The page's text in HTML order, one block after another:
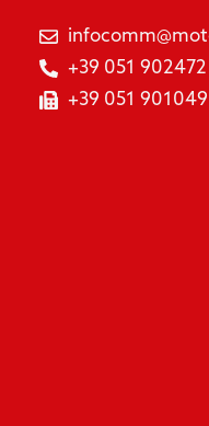
+39 051 902472
+39 051 901049